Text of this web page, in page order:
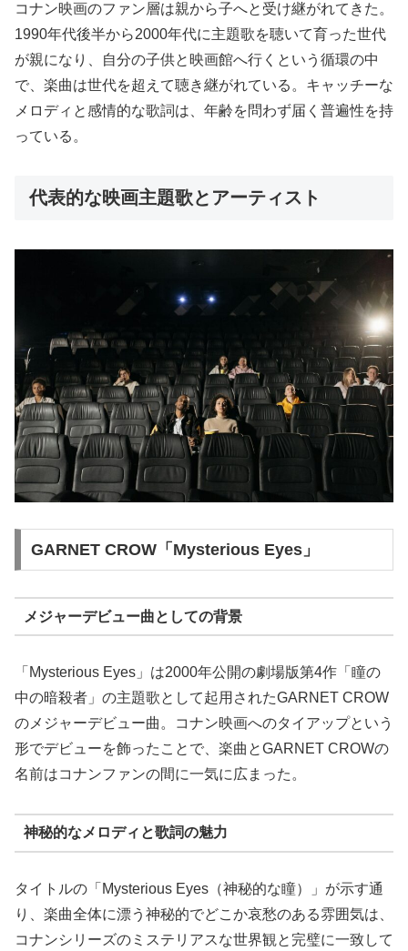
コナン映画のファン層は親から子へと受け継がれてきた。
1990年代後半から2000年代に主題歌を聴いて育った世代
が親になり、自分の子供と映画館へ行くという循環の中
で、楽曲は世代を超えて聴き継がれている。キャッチーな
メロディと感情的な歌詞は、年齢を問わず届く普遍性を持
っている。
代表的な映画主題歌とアーティスト
GARNET CROW「Mysterious Eyes」
メジャーデビュー曲としての背景
「Mysterious Eyes」は2000年公開の劇場版第4作「瞳の
中の暗殺者」の主題歌として起用されたGARNET CROW
のメジャーデビュー曲。コナン映画へのタイアップという
形でデビューを飾ったことで、楽曲とGARNET CROWの
名前はコナンファンの間に一気に広まった。
神秘的なメロディと歌詞の魅力
タイトルの「Mysterious Eyes（神秘的な瞳）」が示す通
り、楽曲全体に漂う神秘的でどこか哀愁のある雰囲気は、
コナンシリーズのミステリアスな世界観と完璧に一致して